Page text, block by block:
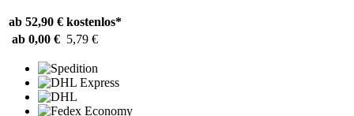
ab 52,90 € kostenlos*
ab 0,00 € 5,79 €